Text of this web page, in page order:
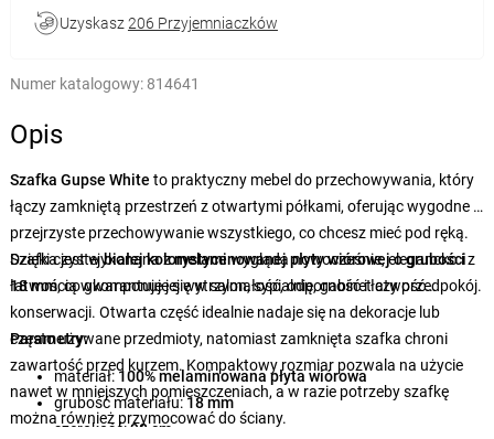
Uzyskasz 206 Przyjemniaczków
Numer katalogowy: 814641
Opis
Szafka Gupse White to praktyczny mebel do przechowywania, który
łączy zamkniętą przestrzeń z otwartymi półkami, oferując wygodne i
przejrzyste przechowywanie wszystkiego, co chcesz mieć pod ręką.
Dzięki czystejbiałej kolorystycewygląda nowocześnie, elegancko i z
łatwością wkomponuje się w salon, sypialnię, gabinet czy przedpokój.
Szafka jest wykonana zmelaminowanej płyty wiórowej o grubości
18 mm, co gwarantuje jej wytrzymałość, odporność i łatwość
konserwacji. Otwarta część idealnie nadaje się na dekoracje lub
często używane przedmioty, natomiast zamknięta szafka chroni
zawartość przed kurzem. Kompaktowy rozmiar pozwala na użycie
nawet w mniejszych pomieszczeniach, a w razie potrzeby szafkę
można również przymocować do ściany.
Parametry:
materiał:100% melaminowana płyta wiórowa
grubość materiału:18 mm
szerokość:90 cm